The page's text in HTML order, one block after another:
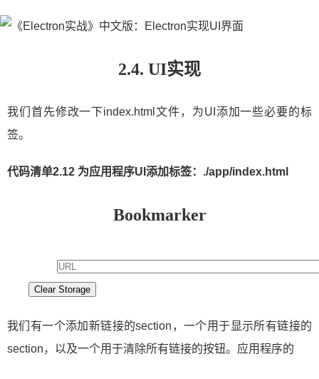
2.4. UI实现
我们首先修改一下index.html文件，为UI添加一些必要的标
签。
代码清单2.12 为应用程序UI添加标签：./app/index.html
Bookmarker
Clear Storage
我们有一个添加新链接的section，一个用于显示所有链接的
section，以及一个用于清除所有链接的按钮。应用程序的